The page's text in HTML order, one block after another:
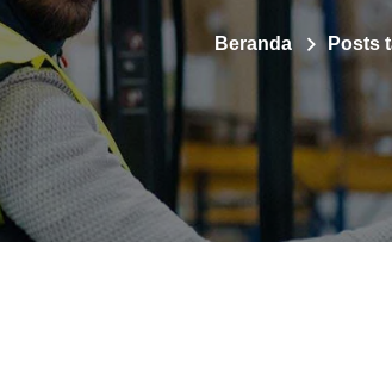
Beranda Posts